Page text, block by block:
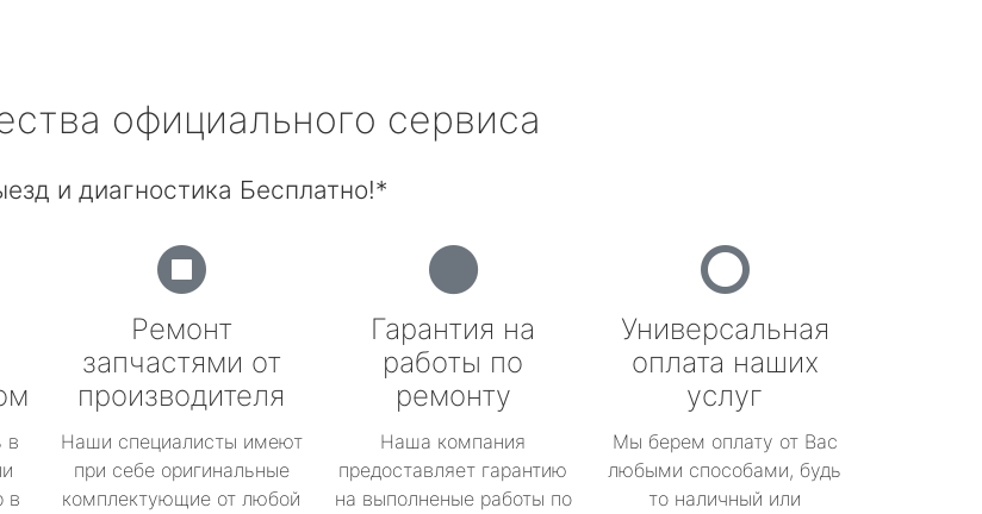
официального сервиса
и диагностика Бесплатно!*
в
в
Ремонт
запчастями от
производителя
Наши специалисты имеют
при себе оригинальные
комплектующие от любой
Гарантия на
работы по
ремонту
Наша компания
предоставляет гарантию
на выполненые работы по
Универсальная
оплата наших
услуг
Мы берем оплату от Вас
любыми способами, будь
то наличный или